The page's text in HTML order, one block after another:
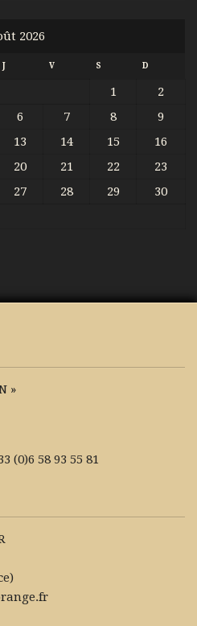
2026
V S D
1
2
6 7 8
9
13 14 15
16
20 21 22
23
27 28 29
30
»
(0)6 58 93 55 81